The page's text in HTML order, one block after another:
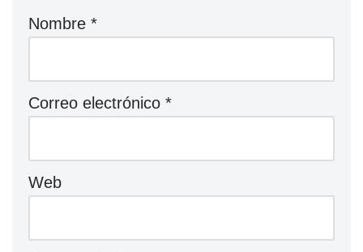
Nombre *
Correo electrónico *
Web